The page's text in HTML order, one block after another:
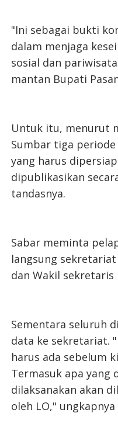
"Ini sebagai bukti
dalam menjaga
sosial dan
mantan Bupati
Untuk itu, menurut
Sumbar tiga
yang harus
dipublikasikan
tandasnya.
Sabar meminta
langsung
dan Wakil sekretaris
Sementara seluruh
data ke sekretariat.
harus ada sebelum
Termasuk apa yang
dilaksanakan akan
oleh LO," ungkapnya